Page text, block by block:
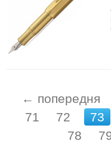
← попередня
71
72 73
78